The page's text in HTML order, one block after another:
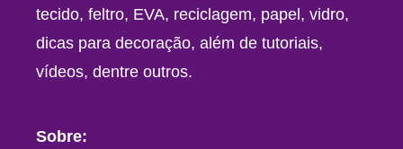
tecido, feltro, EVA, reciclagem, papel, vidro,
dicas para decoração, além de tutoriais,
vídeos, dentre outros.
Sobre: